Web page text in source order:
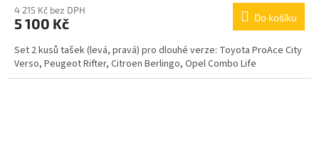
4 215 Kč bez DPH
5 100 Kč Do košíku
Set 2 kusů tašek (levá, pravá) pro dlouhé verze: Toyota ProAce City
Verso, Peugeot Rifter, Citroen Berlingo, Opel Combo Life